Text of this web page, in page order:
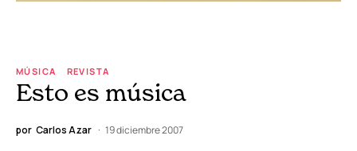
MÚSICA REVISTA
Esto es música
por Carlos Azar 19 diciembre 2007